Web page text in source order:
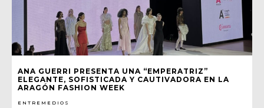
ANA GUERRI PRESENTA UNA “EMPERATRIZ”
ELEGANTE, SOFISTICADA Y CAUTIVADORA EN LA
ARAGÓN FASHION WEEK
ENTREMEDIOS